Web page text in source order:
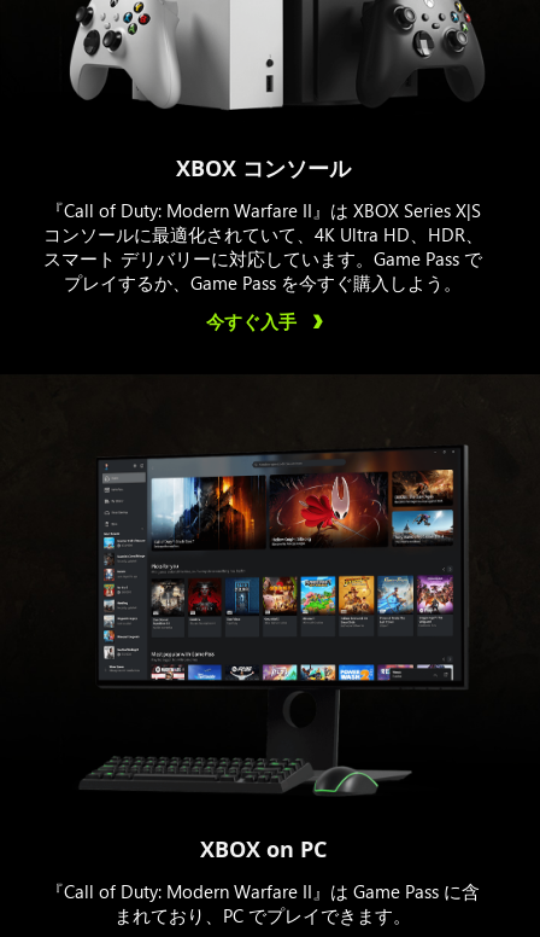
XBOX コンソール
『Call of Duty: Modern Warfare II』は XBOX Series X|S
コンソールに最適化されていて、4K Ultra HD、HDR、
スマート デリバリーに対応しています。Game Pass で
プレイするか、Game Pass を今すぐ購入しよう。
今すぐ入手
XBOX on PC
『Call of Duty: Modern Warfare II』は Game Pass に含
まれており、PC でプレイできます。